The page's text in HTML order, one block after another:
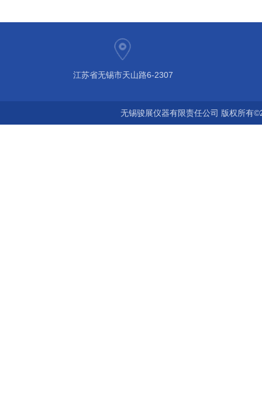
江苏省无锡市天山路6-2307
无锡骏展仪器有限责任公司 版权所有